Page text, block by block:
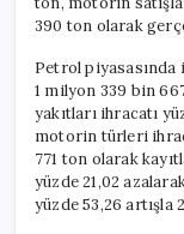
390 ton olarak
Petrol piyasasında
1 milyon 339 bin
yakıtları ihracatı
motorin türleri
771 ton olarak
yüzde 21,02
yüzde 53,26 artışla